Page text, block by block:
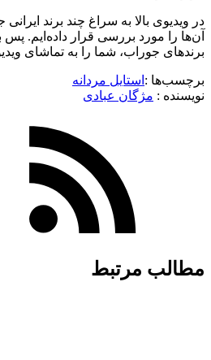
در ویدیوی بالا به سراغ چند برند
آن‌ها را مورد بررسی قرار داده‌ایم. پس
برندهای جوراب، شما را به تماشای
برچسب‌ها : استایل مردانه
نویسنده :‌ مژگان عبادی
مطالب مرتبط